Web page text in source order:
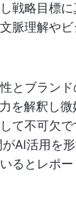
戦略目標
脈理解や
とブラン
を解釈し微
て不可欠
がAI活用を
るとレポー